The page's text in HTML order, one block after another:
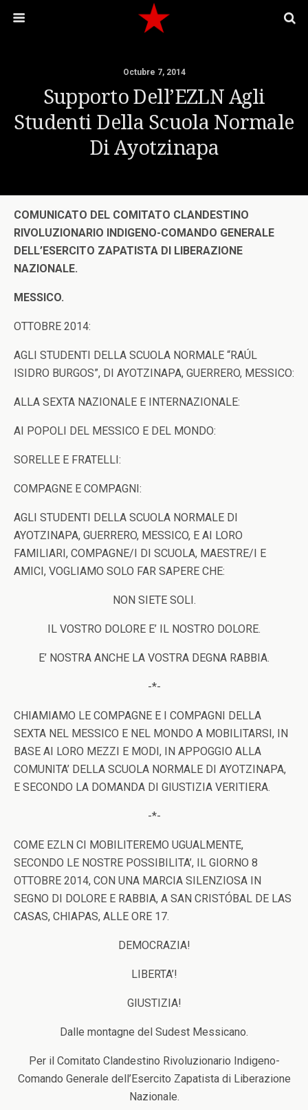
Octubre 7, 2014
Supporto Dell’EZLN Agli
Studenti Della Scuola Normale
Di Ayotzinapa
COMUNICATO DEL COMITATO CLANDESTINO
RIVOLUZIONARIO INDIGENO-COMANDO GENERALE
DELL’ESERCITO ZAPATISTA DI LIBERAZIONE
NAZIONALE.
MESSICO.
OTTOBRE 2014:
AGLI STUDENTI DELLA SCUOLA NORMALE “RAÚL
ISIDRO BURGOS”, DI AYOTZINAPA, GUERRERO, MESSICO:
ALLA SEXTA NAZIONALE E INTERNAZIONALE:
AI POPOLI DEL MESSICO E DEL MONDO:
SORELLE E FRATELLI:
COMPAGNE E COMPAGNI:
AGLI STUDENTI DELLA SCUOLA NORMALE DI
AYOTZINAPA, GUERRERO, MESSICO, E AI LORO
FAMILIARI, COMPAGNE/I DI SCUOLA, MAESTRE/I E
AMICI, VOGLIAMO SOLO FAR SAPERE CHE:
NON SIETE SOLI.
IL VOSTRO DOLORE E’ IL NOSTRO DOLORE.
E’ NOSTRA ANCHE LA VOSTRA DEGNA RABBIA.
-*-
CHIAMIAMO LE COMPAGNE E I COMPAGNI DELLA
SEXTA NEL MESSICO E NEL MONDO A MOBILITARSI, IN
BASE AI LORO MEZZI E MODI, IN APPOGGIO ALLA
COMUNITA’ DELLA SCUOLA NORMALE DI AYOTZINAPA,
E SECONDO LA DOMANDA DI GIUSTIZIA VERITIERA.
-*-
COME EZLN CI MOBILITEREMO UGUALMENTE,
SECONDO LE NOSTRE POSSIBILITA’, IL GIORNO 8
OTTOBRE 2014, CON UNA MARCIA SILENZIOSA IN
SEGNO DI DOLORE E RABBIA, A SAN CRISTÓBAL DE LAS
CASAS, CHIAPAS, ALLE ORE 17.
DEMOCRAZIA!
LIBERTA’!
GIUSTIZIA!
Dalle montagne del Sudest Messicano.
Per il Comitato Clandestino Rivoluzionario Indigeno-
Comando Generale dell’Esercito Zapatista di Liberazione
Nazionale.